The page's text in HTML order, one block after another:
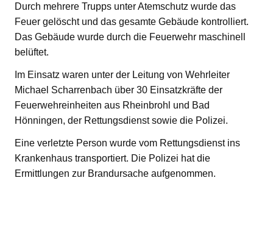
Durch mehrere Trupps unter Atemschutz wurde das
Feuer gelöscht und das gesamte Gebäude kontrolliert.
Das Gebäude wurde durch die Feuerwehr maschinell
belüftet.
Im Einsatz waren unter der Leitung von Wehrleiter
Michael Scharrenbach über 30 Einsatzkräfte der
Feuerwehreinheiten aus Rheinbrohl und Bad
Hönningen, der Rettungsdienst sowie die Polizei.
Eine verletzte Person wurde vom Rettungsdienst ins
Krankenhaus transportiert. Die Polizei hat die
Ermittlungen zur Brandursache aufgenommen.